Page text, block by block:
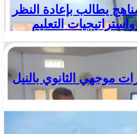
يطالب بإعادة النظر
التعليم
موجهي الثانوي بالنيل